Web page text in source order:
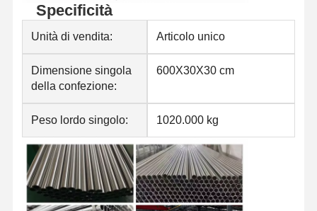
Specificità
Unità di vendita: Articolo unico
Dimensione singola
della confezione:
600X30X30 cm
Peso lordo singolo: 1020.000 kg